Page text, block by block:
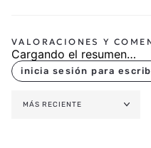
Cargando el resumen…
MÁS RECIENTE